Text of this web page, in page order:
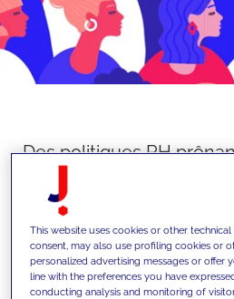
Des politiques RH
Manifeste linguistique:
son engagement en
promotion de l'inclusion
This website uses cookies or other
consent, may also use profiling cookies or
personalized advertising messages or offer
line with the preferences you have
conducting analysis and monitoring of